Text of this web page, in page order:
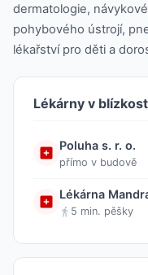
dermatologie,
pohybového ústrojí,
lékařství pro děti a
Lékárny v
Poluha s. r. o.
přímo v budově
Lékárna
5 min. pěšky